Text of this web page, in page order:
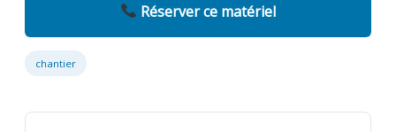
Réserver ce matériel
chantier